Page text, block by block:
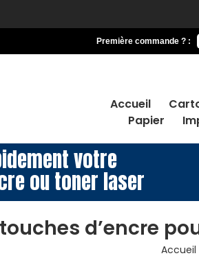
Première commande ? :
Accueil
Papier
votre
ou toner laser
d’encre
Accueil